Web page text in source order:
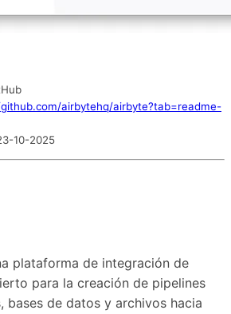
airbytehq/airbyte?tab=readme-
10-2025
plataforma de integración de
para la creación de pipelines
bases de datos y archivos hacia